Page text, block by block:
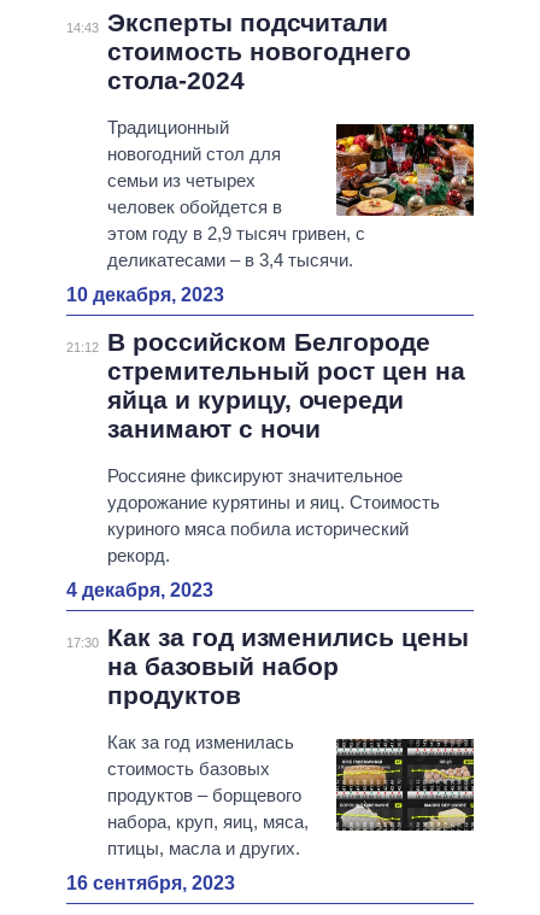
14:43 Эксперты подсчитали
стоимость новогоднего
стола-2024
Традиционный
новогодний стол для
семьи из четырех
человек обойдется в
этом году в 2,9 тысяч гривен, с
деликатесами – в 3,4 тысячи.
10 декабря, 2023
21:12
В российском Белгороде
стремительный рост цен на
яйца и курицу, очереди
занимают с ночи
Россияне фиксируют значительное
удорожание курятины и яиц. Стоимость
куриного мяса побила исторический
рекорд.
4 декабря, 2023
17:30
Как за год изменились цены
на базовый набор
продуктов
Как за год изменилась
стоимость базовых
продуктов – борщевого
набора, круп, яиц, мяса,
птицы, масла и других.
16 сентября, 2023